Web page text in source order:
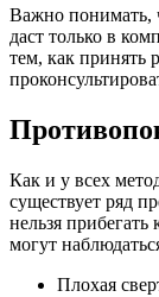
Важно понимать,
даст только в
тем, как принять
Как и у всех
существует ряд
нельзя
могут
Плохая